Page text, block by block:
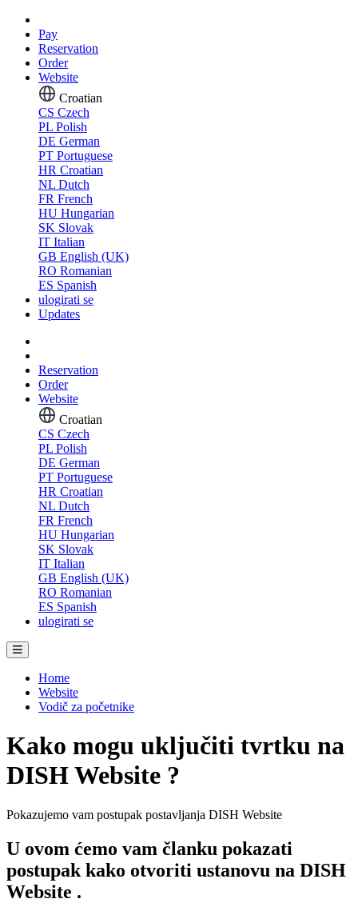
Pay
Reservation
Order
Website
Croatian
CS Czech
PL Polish
DE German
PT Portuguese
HR Croatian
NL Dutch
FR French
HU Hungarian
SK Slovak
IT Italian
GB English (UK)
RO Romanian
ES Spanish
ulogirati se
Updates
Reservation
Order
Website
Croatian
CS Czech
PL Polish
DE German
PT Portuguese
HR Croatian
NL Dutch
FR French
HU Hungarian
SK Slovak
IT Italian
GB English (UK)
RO Romanian
ES Spanish
ulogirati se
Home
Website
Vodič za početnike
Kako mogu uključiti tvrtku na
DISH Website ?
Pokazujemo vam postupak postavljanja DISH Website
U ovom ćemo vam članku pokazati
postupak kako otvoriti ustanovu na DISH
Website .